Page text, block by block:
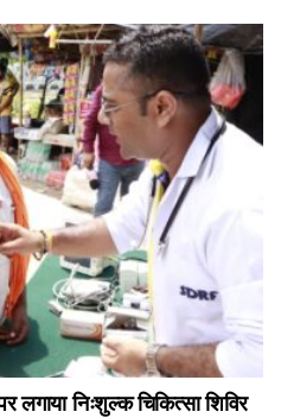
निःशुल्क चिकित्सा शिविर